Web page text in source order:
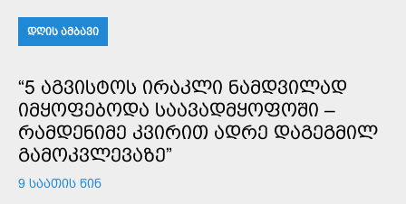
ᲓᲦᲘᲡ ᲐᲛᲑᲐᲕᲘ
“5 ᲐᲒᲕᲘᲡᲢᲝᲡ ᲘᲠᲐᲙᲚᲘ ᲜᲐᲛᲓᲕᲘᲚᲐᲓ
ᲘᲛᲧᲝᲤᲔᲑᲝᲓᲐ ᲡᲐᲐᲕᲐᲓᲛᲧᲝᲤᲝᲨᲘ –
ᲠᲐᲛᲓᲔᲜᲘᲛᲔ ᲙᲕᲘᲠᲘᲗ ᲐᲓᲠᲔ ᲓᲐᲒᲔᲒᲛᲘᲚ
ᲒᲐᲛᲝᲙᲕᲚᲔᲕᲐᲖᲔ”
9 ᲡᲐᲐᲗᲘᲡ ᲬᲘᲜ